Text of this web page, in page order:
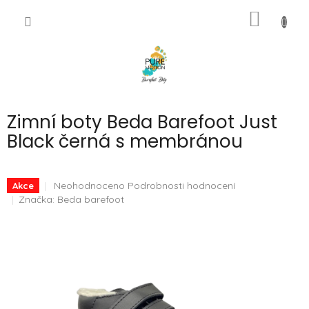
Zimní boty Beda Barefoot Just
Black černá s membránou
Akce
Průměrné
hodnocení
Neohodnoceno Podrobnosti hodnocení
Značka: Beda barefoot